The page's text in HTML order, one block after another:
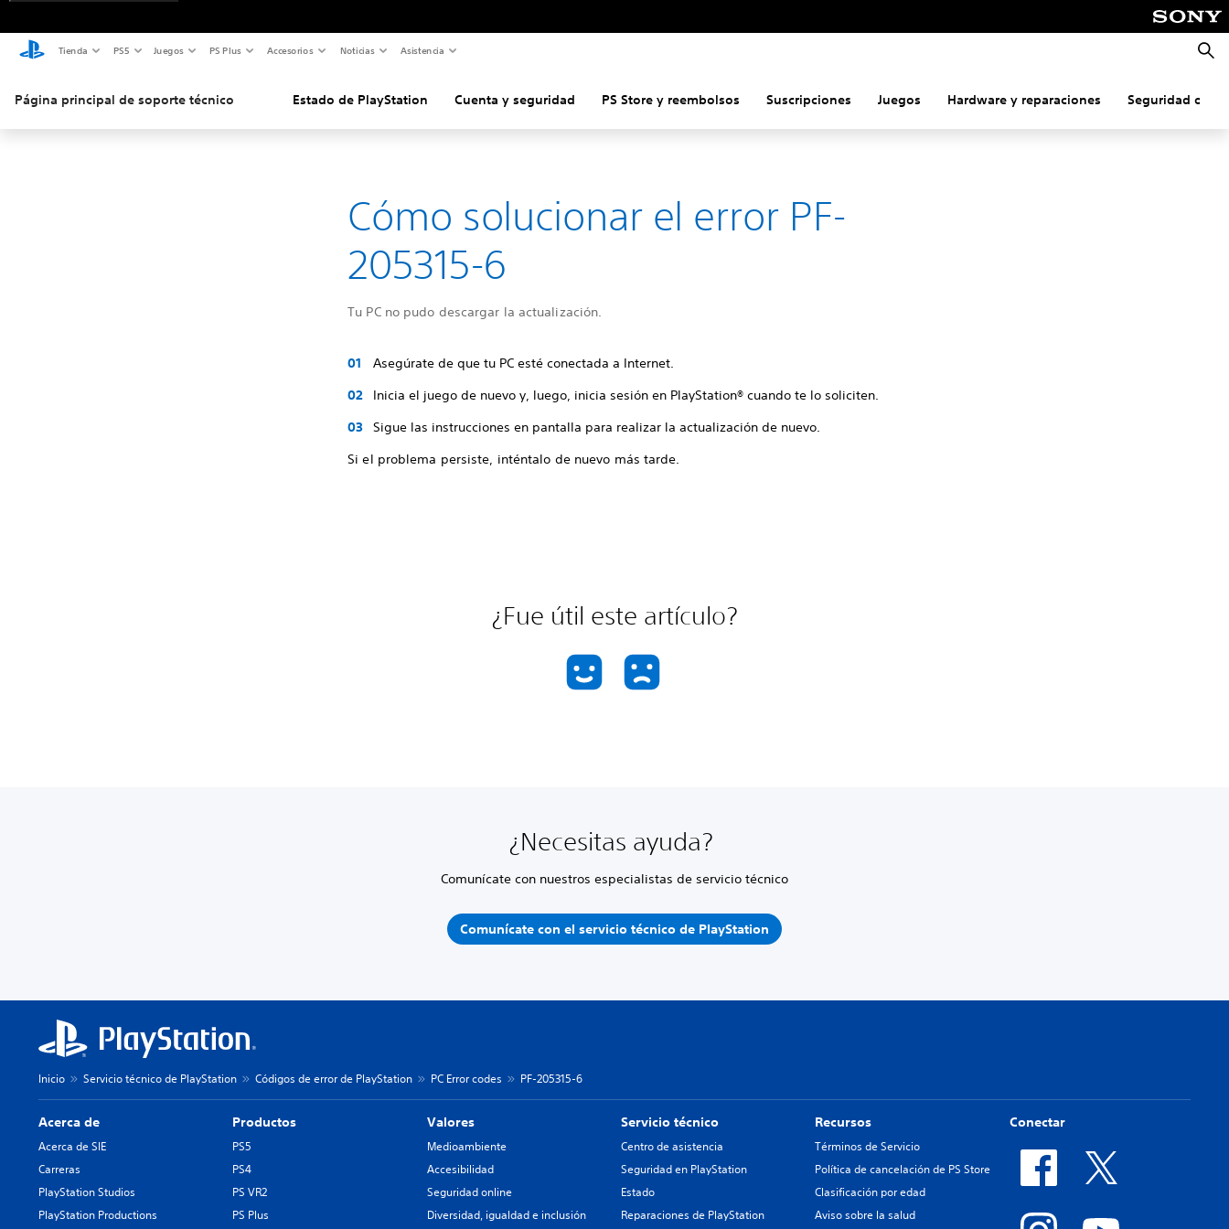
Tienda PS5 Juegos PS Plus Accesorios Noticias Asistencia
Página principal de soporte técnico Estado de PlayStation Cuenta y seguridad PS Store y reembolsos Suscripciones Juegos Hardware y reparaciones Seguridad
Cómo solucionar el error PF-
205315-6
Tu PC no pudo descargar la actualización.
Asegúrate de que tu PC esté conectada a Internet.
Inicia el juego de nuevo y, luego, inicia sesión en PlayStation® cuando te lo soliciten.
Sigue las instrucciones en pantalla para realizar la actualización de nuevo.
Si el problema persiste, inténtalo de nuevo más tarde.
¿Fue útil este artículo?
¿Necesitas ayuda?
Comunícate con nuestros especialistas de servicio técnico
Comunícate con el servicio técnico de PlayStation
Inicio Servicio técnico de PlayStation Códigos de error de PlayStation PC Error codes PF-205315-6
Acerca de
Acerca de SIE
Carreras
PlayStation Studios
PlayStation Productions
Productos
PS5
PS4
PS VR2
PS Plus
Valores
Medioambiente
Accesibilidad
Seguridad online
Diversidad, igualdad e inclusión
Servicio técnico
Centro de asistencia
Seguridad en PlayStation
Estado
Reparaciones de PlayStation
Recursos
Términos de Servicio
Política de cancelación de PS Store
Clasificación por edad
Aviso sobre la salud
Conectar